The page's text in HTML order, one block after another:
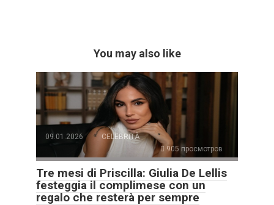
You may also like
09.01.2026
CELEBRITÀ
905 просмотров
Tre mesi di Priscilla: Giulia De Lellis
festeggia il complimese con un
regalo che resterà per sempre